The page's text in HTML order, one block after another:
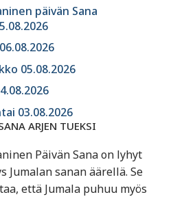
päivän Sana
05.08.2026
03.08.2026
ARJEN TUEKSI
Päivän Sana on lyhyt
Jumalan sanan äärellä. Se
että Jumala puhuu myös